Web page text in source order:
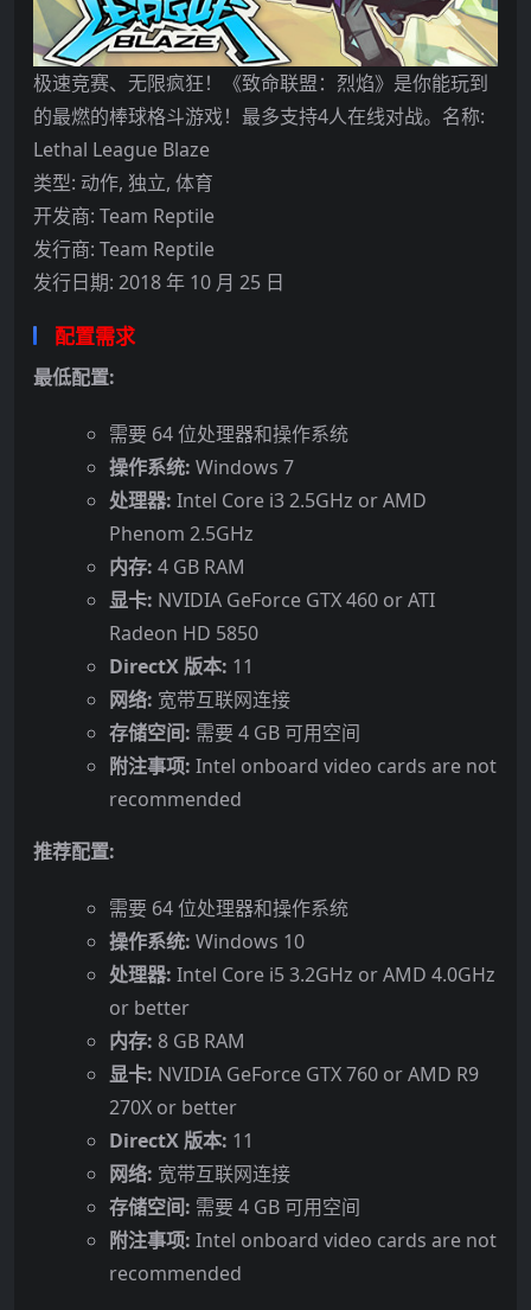
极速竞赛、无限疯狂！《致命联盟：烈焰》是你能玩到
的最燃的棒球格斗游戏！最多支持4人在线对战。名称:
Lethal League Blaze
类型: 动作, 独立, 体育
开发商: Team Reptile
发行商: Team Reptile
发行日期: 2018 年 10 月 25 日
配置需求
最低配置:
需要 64 位处理器和操作系统
操作系统: Windows 7
处理器: Intel Core i3 2.5GHz or AMD
Phenom 2.5GHz
内存: 4 GB RAM
显卡: NVIDIA GeForce GTX 460 or ATI
Radeon HD 5850
DirectX 版本: 11
网络: 宽带互联网连接
存储空间: 需要 4 GB 可用空间
附注事项: Intel onboard video cards are not
recommended
推荐配置:
需要 64 位处理器和操作系统
操作系统: Windows 10
处理器: Intel Core i5 3.2GHz or AMD 4.0GHz
or better
内存: 8 GB RAM
显卡: NVIDIA GeForce GTX 760 or AMD R9
270X or better
DirectX 版本: 11
网络: 宽带互联网连接
存储空间: 需要 4 GB 可用空间
附注事项: Intel onboard video cards are not
recommended